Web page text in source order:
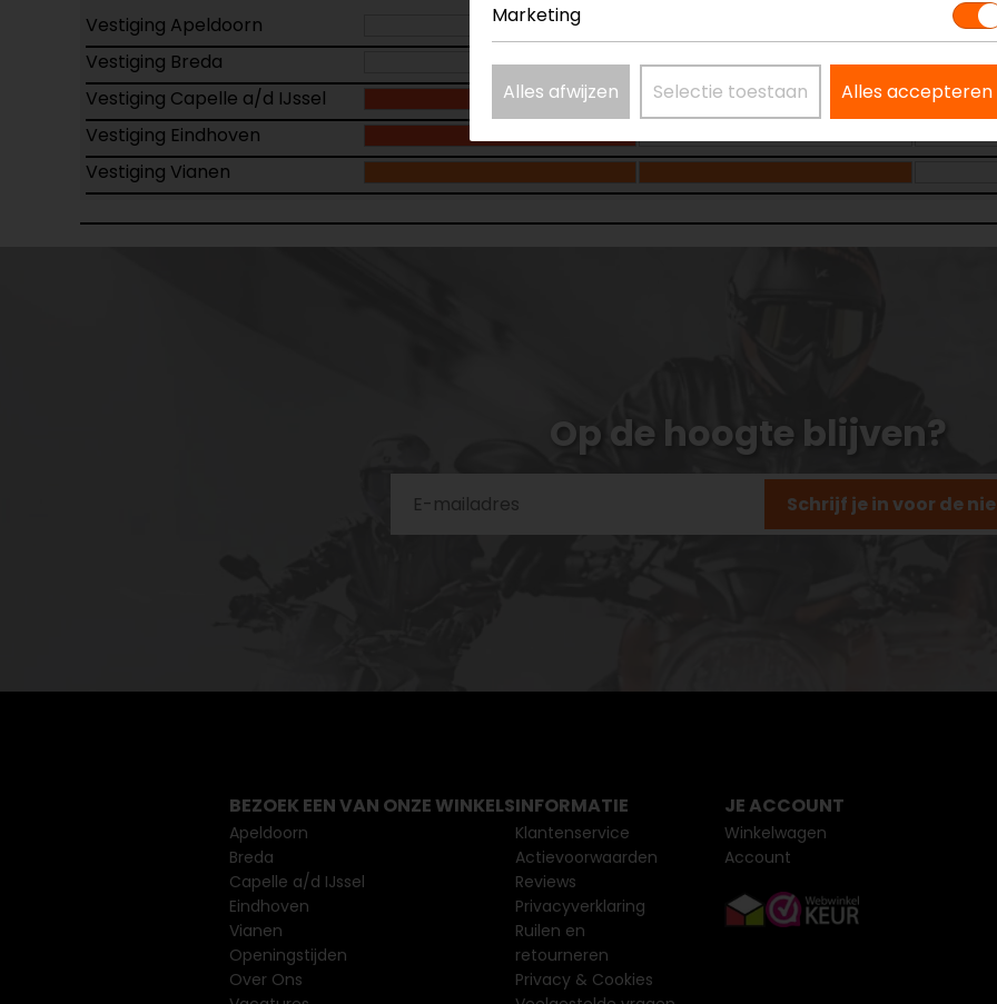
Vestiging Apeldoorn
Vestiging Breda
Vestiging Capelle a/d IJssel
Vestiging Eindhoven
Vestiging Vianen
Op de hoogte blijven?
Schrijf je in voor de
Marketing
Alles afwijzen Selectie toestaan Alles accepteren
BEZOEK EEN VAN ONZE WINKELS
Apeldoorn
Breda
Capelle a/d IJssel
Eindhoven
Vianen
Openingstijden
Over Ons
INFORMATIE
Klantenservice
Actievoorwaarden
Reviews
Privacyverklaring
Ruilen en
retourneren
Privacy & Cookies
JE ACCOUNT
Winkelwagen
Account